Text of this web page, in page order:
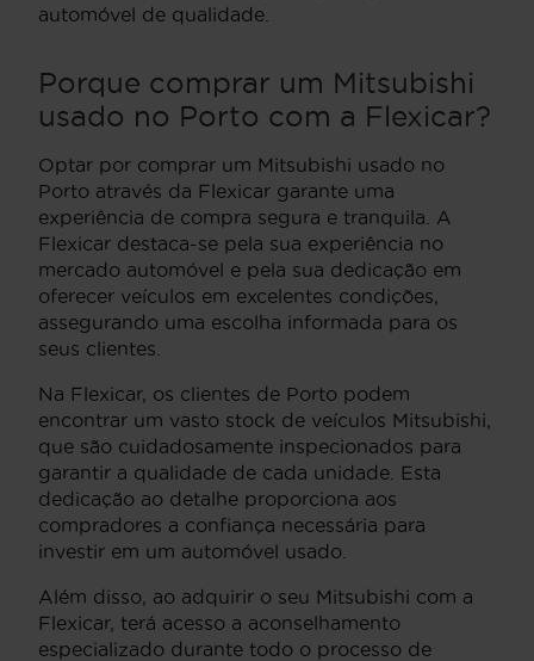
automóvel de qualidade.
Porque comprar um Mitsubishi
usado no Porto com a Flexicar?
Optar por comprar um Mitsubishi usado no
Porto através da Flexicar garante uma
experiência de compra segura e tranquila. A
Flexicar destaca-se pela sua experiência no
mercado automóvel e pela sua dedicação em
oferecer veículos em excelentes condições,
assegurando uma escolha informada para os
seus clientes.
Na Flexicar, os clientes de Porto podem
encontrar um vasto stock de veículos Mitsubishi,
que são cuidadosamente inspecionados para
garantir a qualidade de cada unidade. Esta
dedicação ao detalhe proporciona aos
compradores a confiança necessária para
investir em um automóvel usado.
Além disso, ao adquirir o seu Mitsubishi com a
Flexicar, terá acesso a aconselhamento
especializado durante todo o processo de